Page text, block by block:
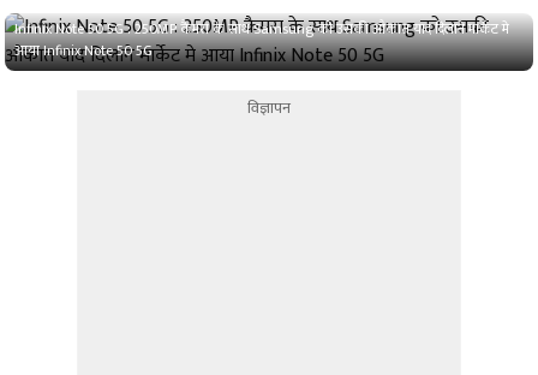
Infinix Note 50 5G : 250MP कैमरा के साथ Samsung को उसकी औकात याद दिलाने मार्केट मे
आया Infinix Note 50 5G
विज्ञापन